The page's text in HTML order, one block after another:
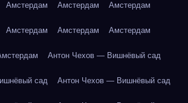
Амстердам Амстердам Амстердам
Амстердам Амстердам Амстердам
Антон Чехов — Вишнёвый сад
сад Антон Чехов — Вишнёвый сад